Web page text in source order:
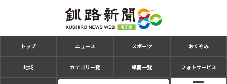
トップ ニュース スポーツ おくやみ
地域 カテゴリ一覧 紙面一覧 フォトサービス